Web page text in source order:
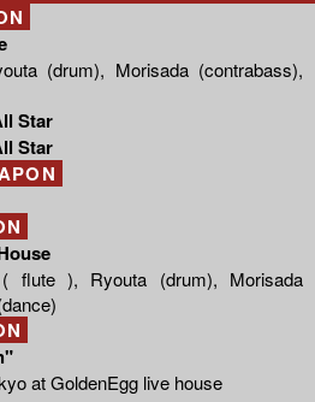
(drum), Morisada (contrabass),
Star
Star
flute ), Ryouta (drum), Morisada
at GoldenEgg live house